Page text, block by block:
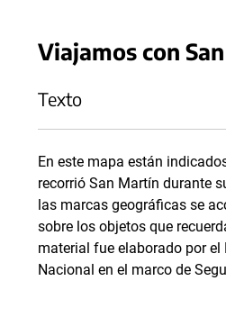
Viajamos con
Texto
En este mapa están
recorrió San Martín durante
las marcas geográficas se
sobre los objetos que
material fue elaborado por
Nacional en el marco de